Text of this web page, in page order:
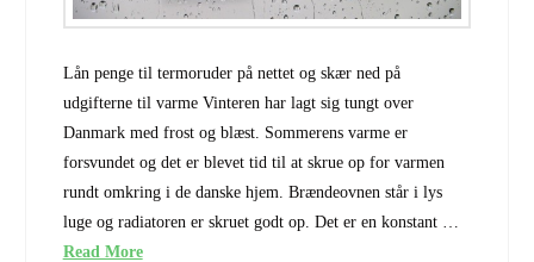
Lån penge til termoruder på nettet og skær ned på
udgifterne til varme Vinteren har lagt sig tungt over
Danmark med frost og blæst. Sommerens varme er
forsvundet og det er blevet tid til at skrue op for varmen
rundt omkring i de danske hjem. Brændeovnen står i lys
luge og radiatoren er skruet godt op. Det er en konstant …
Read More